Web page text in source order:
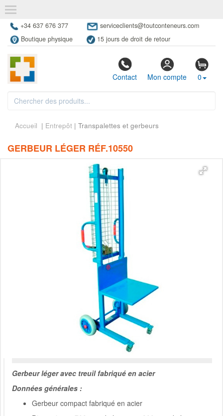
+34 637 676 377
serviceclients@toutconteneurs.com
Boutique physique
15 jours de droit de retour
Contact Mon compte 0
Accueil | Entrepôt | Transpalettes et gerbeurs
GERBEUR LÉGER RÉF.10550
Gerbeur léger avec treuil fabriqué en acier
Données générales :
Gerbeur compact fabriqué en acier